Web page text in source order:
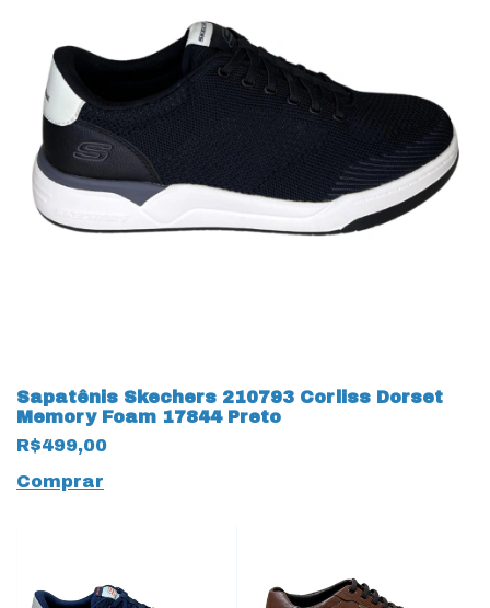
Sapatênis Skechers 210793 Corliss Dorset
Memory Foam 17844 Preto
R$499,00
Comprar